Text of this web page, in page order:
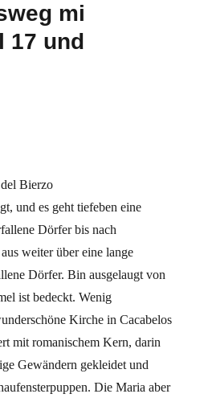
ist
jetzt
unsterblich
mi
17 und
Bierzo
und es geht tiefeben eine
Dörfer bis nach
weiter über eine lange
Dörfer. Bin ausgelaugt von
ist bedeckt. Wenig
Kirche in Cacabelos
mit romanischem Kern, darin
Gewändern gekleidet und
Die Maria aber